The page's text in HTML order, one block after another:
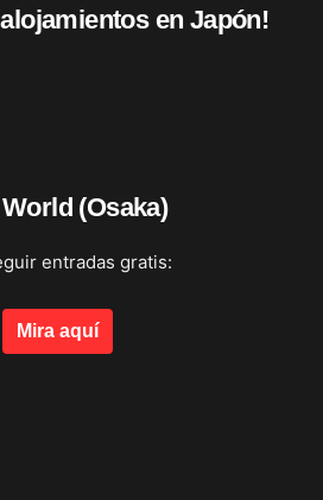
en Japón!
(Osaka)
entradas gratis:
Mira aquí